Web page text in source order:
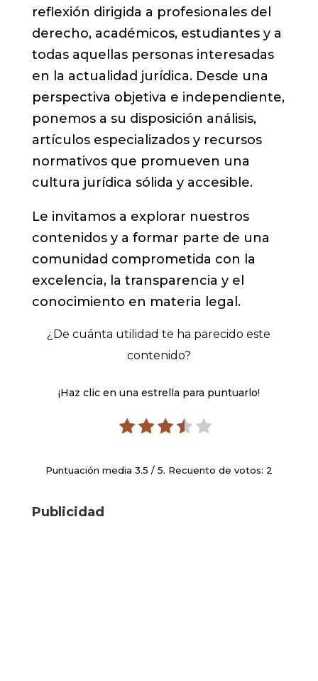
reflexión dirigida a profesionales del
derecho, académicos, estudiantes y a
todas aquellas personas interesadas
en la actualidad jurídica. Desde una
perspectiva objetiva e independiente,
ponemos a su disposición análisis,
artículos especializados y recursos
normativos que promueven una
cultura jurídica sólida y accesible.
Le invitamos a explorar nuestros
contenidos y a formar parte de una
comunidad comprometida con la
excelencia, la transparencia y el
conocimiento en materia legal.
¿De cuánta utilidad te ha parecido este
contenido?
¡Haz clic en una estrella para puntuarlo!
Puntuación media 3.5 / 5. Recuento de votos: 2
Publicidad